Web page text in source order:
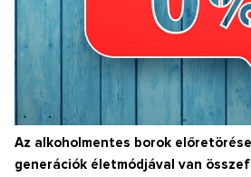
Az alkoholmentes borok
generációk életmódjával van